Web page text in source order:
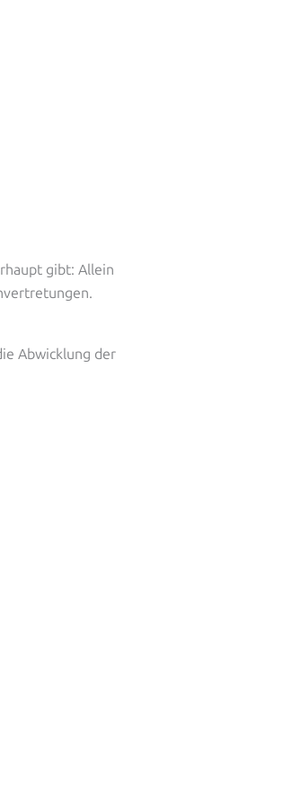
gibt: Allein
Abwicklung der